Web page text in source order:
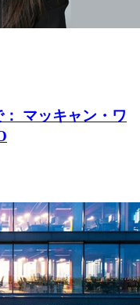
マッキャン・ワ